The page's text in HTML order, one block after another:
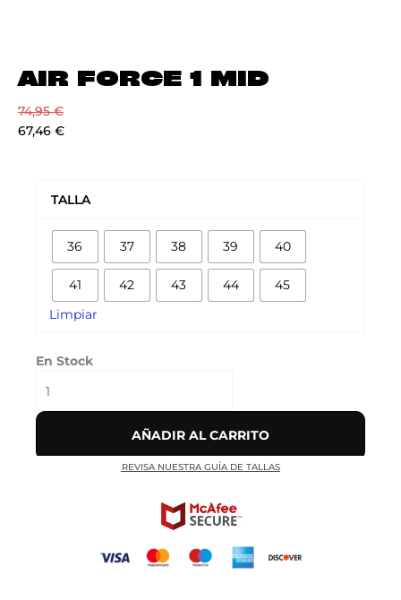
AIR FORCE 1 MID
74,95€
67,46 €
TALLA
36 37 38 39 40
41 42 43 44 45
Limpiar
En Stock
MID
cantidad
AÑADIR AL CARRITO
REVISA NUESTRA GUÍA DE TALLAS